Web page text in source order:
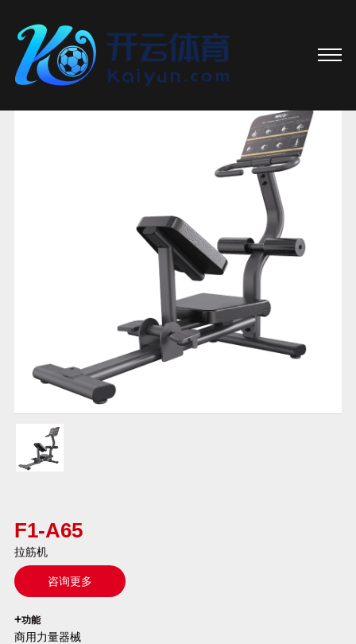
F1-A65
拉筋机
咨询更多
`
+功能
商用力量器械